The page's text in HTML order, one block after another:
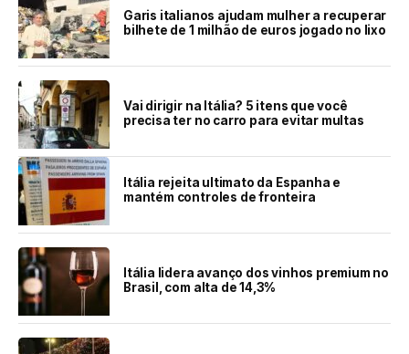
Garis italianos ajudam mulher a recuperar
bilhete de 1 milhão de euros jogado no lixo
Vai dirigir na Itália? 5 itens que você
precisa ter no carro para evitar multas
Itália rejeita ultimato da Espanha e
mantém controles de fronteira
Itália lidera avanço dos vinhos premium no
Brasil, com alta de 14,3%